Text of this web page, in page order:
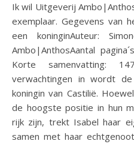
Ik wil Uitgeverij Ambo|Anthos bedanken voor dit recensie-
exemplaar. Gegevens van
een koninginAuteur:
Ambo|AnthosAantal
Korte samenvatting:
verwachtingen in wordt
koningin van Castilië.
de hoogste positie in hun
rijk zijn, trekt Isabel haar
samen met haar